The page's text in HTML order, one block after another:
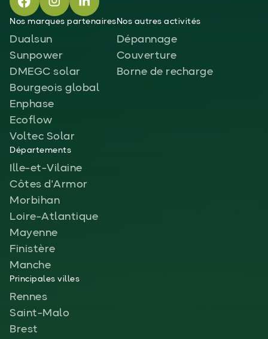
Nos marques partenaires
Dualsun
Sunpower
DMEGC solar
Bourgeois global
Enphase
Ecoflow
Voltec Solar
Nos autres activités
Dépannage
Couverture
Borne de recharge
Départements
Ille-et-Vilaine
Côtes d'Armor
Morbihan
Loire-Atlantique
Mayenne
Finistère
Manche
Principales villes
Rennes
Saint-Malo
Brest